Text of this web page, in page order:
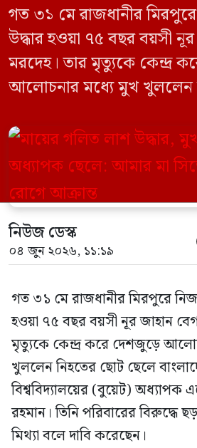
গত ৩১ মে রাজধানীর
উদ্ধার হওয়া ৭৫ বছর বয়সী
মরদেহ। তার মৃত্যুকে কেন্দ্র
আলোচনার মধ্যে মুখ খুললেন
(বুয়েট) অধ্যাপক একেএম
তিনি পরিবারের বিরুদ্ধে ছড়ানো
মিথ্যা বলে দাবি করেছেন।
গণমাধ্যমে দেওয়া বক্তব্যে
নিউজ ডেস্ক
০৪ জুন ২০২৬, ১১:১৯
গত ৩১ মে রাজধানীর মিরপুরে নিজ
হওয়া ৭৫ বছর বয়সী নূর জাহান
মৃত্যুকে কেন্দ্র করে দেশজুড়ে
খুললেন নিহতের ছোট ছেলে
বিশ্ববিদ্যালয়ের (বুয়েট)
রহমান। তিনি পরিবারের বিরুদ্ধে
মিথ্যা বলে দাবি করেছেন।